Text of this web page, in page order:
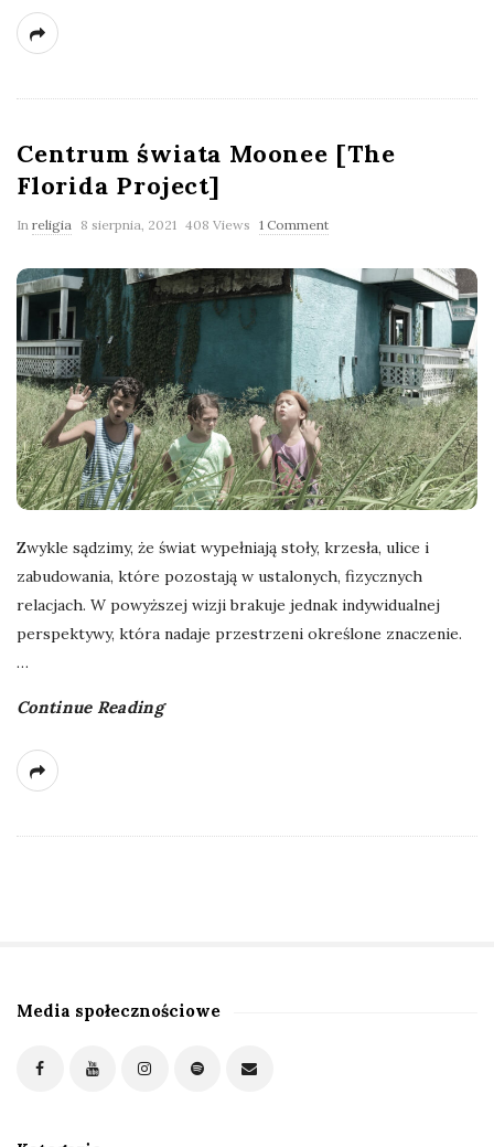
Centrum świata Moonee [The
Florida Project]
In religia 8 sierpnia, 2021 408 Views 1 Comment
Zwykle sądzimy, że świat wypełniają stoły, krzesła, ulice i
zabudowania, które pozostają w ustalonych, fizycznych
relacjach. W powyższej wizji brakuje jednak indywidualnej
perspektywy, która nadaje przestrzeni określone znaczenie.
…
Continue Reading
S
Media społecznościowe